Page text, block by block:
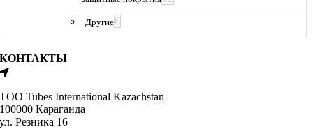
Другие6
КОНТАКТЫ
ТОО Tubes International Kazachstan
100000 Караганда
ул. Резника 16